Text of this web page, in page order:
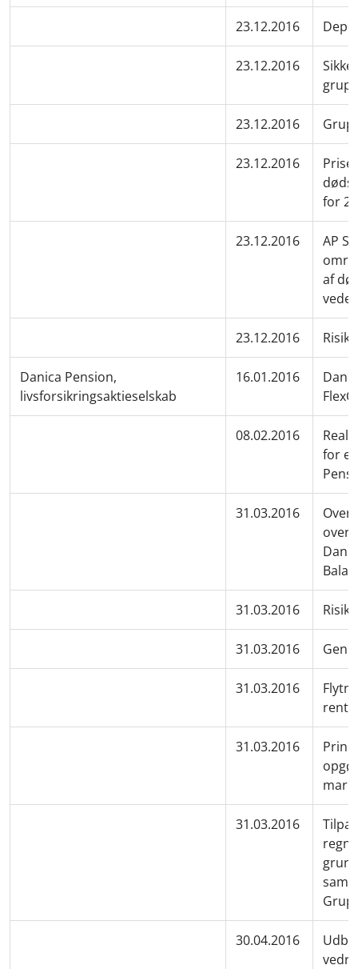
23.12.2016
23.12.2016
23.12.2016
23.12.2016
for
23.12.2016
AP
af
23.12.2016
Danica Pension,
livsforsikringsaktieselskab
16.01.2016
08.02.2016
for
31.03.2016
31.03.2016
31.03.2016
31.03.2016
31.03.2016
31.03.2016
30.04.2016